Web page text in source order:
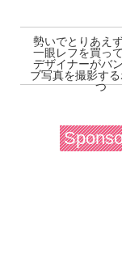
勢いでとりあえ
一眼レフを買っ
デザイナーがバ
ブ写真を撮影す
つ